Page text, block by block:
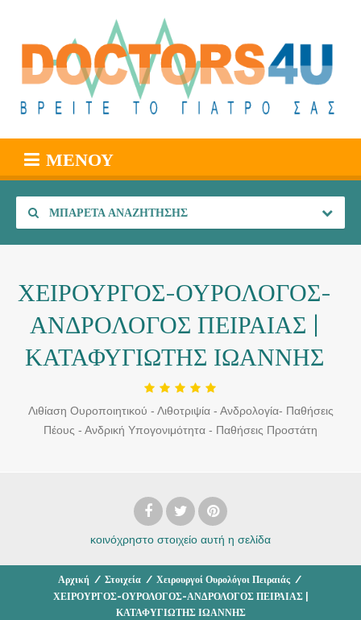
ΜΕΝΟΎ
ΜΠΑΡΈΤΑ ΑΝΑΖΉΤΗΣΗΣ
ΧΕΙΡΟΥΡΓΟΣ-ΟΥΡΟΛΟΓΟΣ-
ΑΝΔΡΟΛΟΓΟΣ ΠΕΙΡΑΙΑΣ |
ΚΑΤΑΦΥΓΙΩΤΗΣ ΙΩΑΝΝΗΣ
Λιθίαση Ουροποιητικού - Λιθοτριψία - Ανδρολογία- Παθήσεις
Πέους - Ανδρική Υπογονιμότητα - Παθήσεις Προστάτη
κοινόχρηστο στοιχείο αυτή η σελίδα
Αρχική / Στοιχεία / Χειρουργοί Ουρολόγοι Πειραιάς /
ΧΕΙΡΟΥΡΓΟΣ-ΟΥΡΟΛΟΓΟΣ-ΑΝΔΡΟΛΟΓΟΣ ΠΕΙΡΑΙΑΣ |
ΚΑΤΑΦΥΓΙΩΤΗΣ ΙΩΑΝΝΗΣ